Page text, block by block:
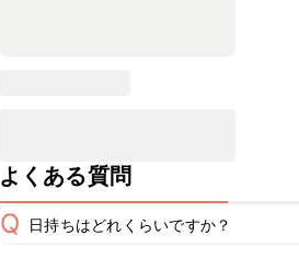
よくある質問
Q 日持ちはどれくらいですか？